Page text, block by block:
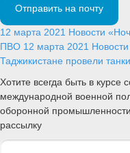
Отправить на почту
12 марта 2021 Новости
ПВО 12 марта 2021 Новости
Таджикистане провели танки
Хотите всегда быть в курсе
международной военной
оборонной
рассылку